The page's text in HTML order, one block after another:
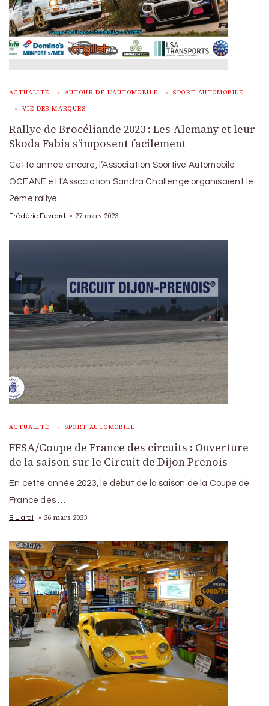
ACTUALITÉ AUTOUR DE L'AUTOMOBILE SPORT AUTOMOBILE
VIE DES MARQUES
Rallye de Brocéliande 2023 : Les Alemany et leur
Skoda Fabia s’imposent facilement
Cette année encore, l’Association Sportive Automobile
OCEANE et l’Association Sandra Challenge organisaient le
2eme rallye …
Frédéric Euvrard 27 mars 2023
ACTUALITÉ SPORT AUTOMOBILE
FFSA/Coupe de France des circuits : Ouverture
de la saison sur le Circuit de Dijon Prenois
En cette année 2023, le début de la saison de la Coupe de
France des …
B.Liardi 26 mars 2023